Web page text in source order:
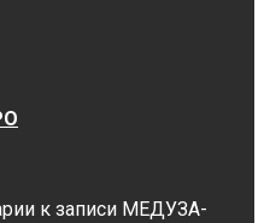
к записи МЕДУЗА-